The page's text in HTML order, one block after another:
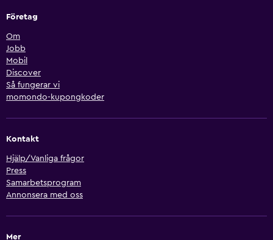
Företag
Om
Jobb
Mobil
Discover
Så fungerar vi
momondo-kupongkoder
Kontakt
Hjälp/Vanliga frågor
Press
Samarbetsprogram
Annonsera med oss
Mer